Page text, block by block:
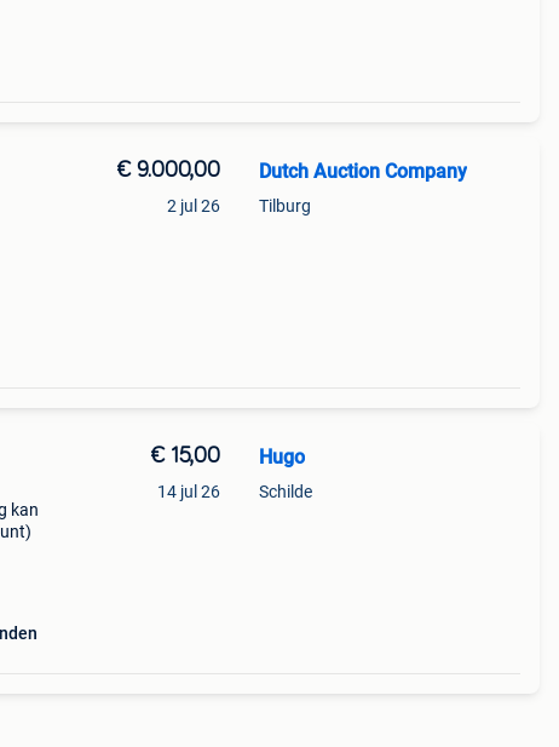
€ 9.000,00
2 jul 26
Dutch Auction Company
Tilburg
kan
€ 15,00
14 jul 26
Hugo
Schilde